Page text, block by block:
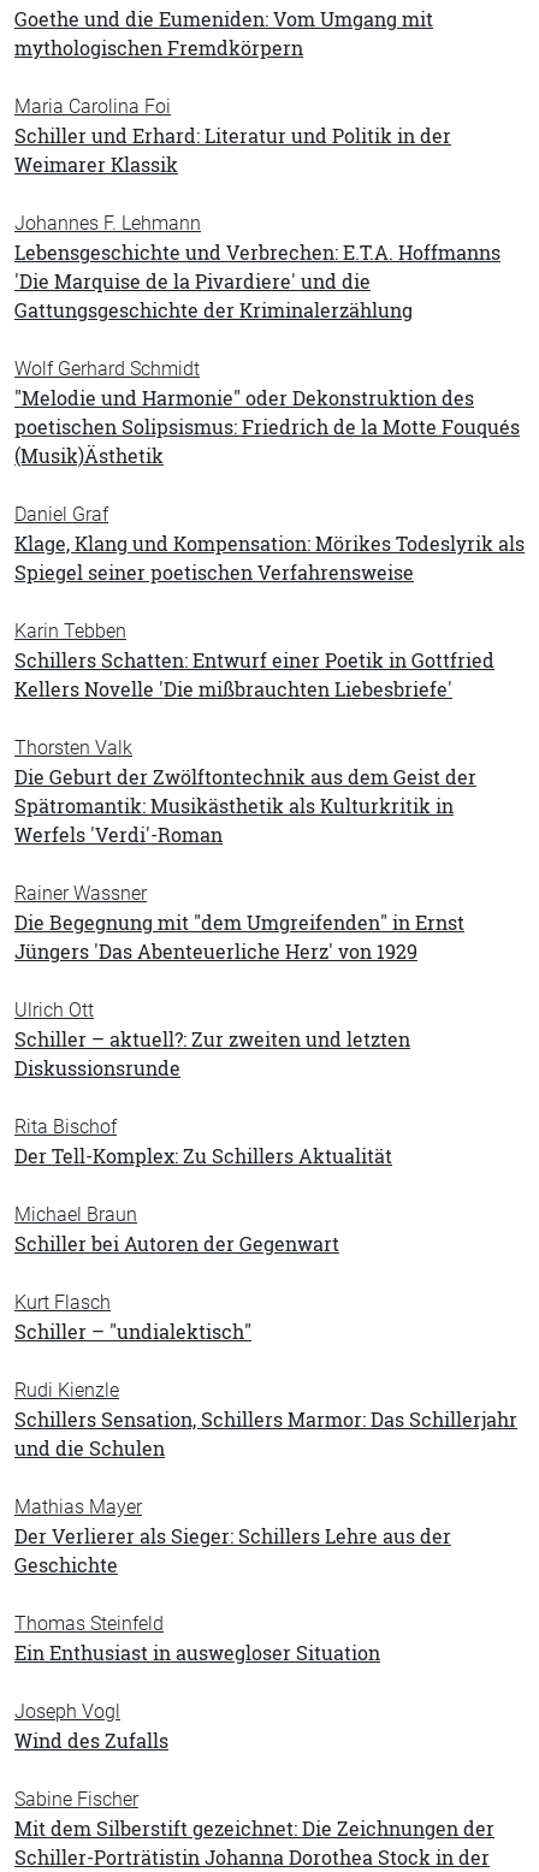
Goethe und die Eumeniden: Vom Umgang mit
mythologischen Fremdkörpern
Maria Carolina Foi
Schiller und Erhard: Literatur und Politik in der
Weimarer Klassik
Johannes F. Lehmann
Lebensgeschichte und Verbrechen: E.T.A. Hoffmanns
'Die Marquise de la Pivardiere' und die
Gattungsgeschichte der Kriminalerzählung
Wolf Gerhard Schmidt
"Melodie und Harmonie" oder Dekonstruktion des
poetischen Solipsismus: Friedrich de la Motte Fouqués
(Musik)Ästhetik
Daniel Graf
Klage, Klang und Kompensation: Mörikes Todeslyrik als
Spiegel seiner poetischen Verfahrensweise
Karin Tebben
Schillers Schatten: Entwurf einer Poetik in Gottfried
Kellers Novelle 'Die mißbrauchten Liebesbriefe'
Thorsten Valk
Die Geburt der Zwölftontechnik aus dem Geist der
Spätromantik: Musikästhetik als Kulturkritik in
Werfels 'Verdi'-Roman
Rainer Wassner
Die Begegnung mit "dem Umgreifenden" in Ernst
Jüngers 'Das Abenteuerliche Herz' von 1929
Ulrich Ott
Schiller – aktuell?: Zur zweiten und letzten
Diskussionsrunde
Rita Bischof
Der Tell-Komplex: Zu Schillers Aktualität
Michael Braun
Schiller bei Autoren der Gegenwart
Kurt Flasch
Schiller – "undialektisch"
Rudi Kienzle
Schillers Sensation, Schillers Marmor: Das Schillerjahr
und die Schulen
Mathias Mayer
Der Verlierer als Sieger: Schillers Lehre aus der
Geschichte
Thomas Steinfeld
Ein Enthusiast in auswegloser Situation
Joseph Vogl
Wind des Zufalls
Sabine Fischer
Mit dem Silberstift gezeichnet: Die Zeichnungen der
Schiller-Porträtistin Johanna Dorothea Stock in der